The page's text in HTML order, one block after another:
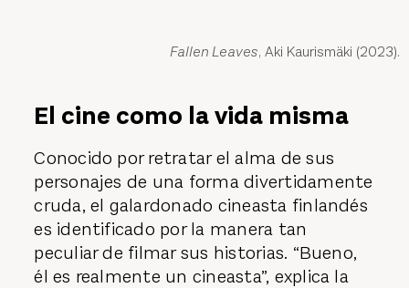
Fallen Leaves, Aki Kaurismäki (2023).
El cine como la vida misma
Conocido por retratar el alma de sus
personajes de una forma divertidamente
cruda, el galardonado cineasta finlandés
es identificado por la manera tan
peculiar de filmar sus historias. “Bueno,
él es realmente un cineasta”, explica la